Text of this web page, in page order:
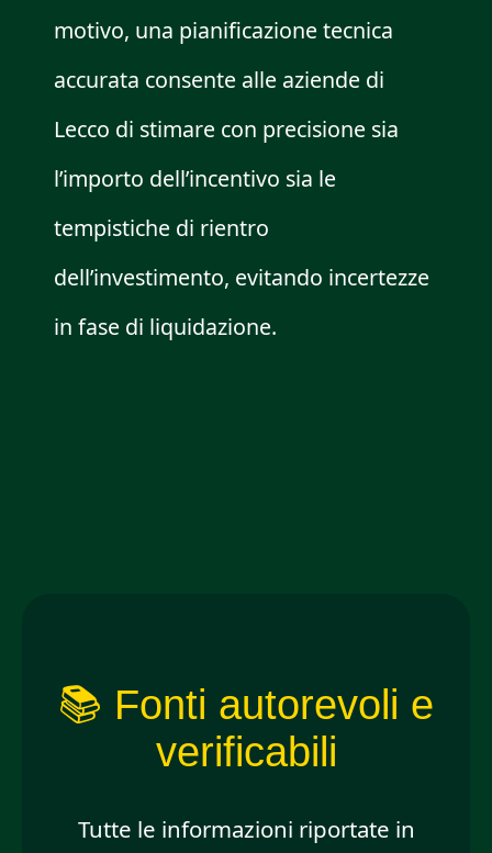
motivo, una pianificazione tecnica
accurata consente alle aziende di
Lecco di stimare con precisione sia
l’importo dell’incentivo sia le
tempistiche di rientro
dell’investimento, evitando incertezze
in fase di liquidazione.
📚 Fonti autorevoli e
verificabili
Tutte le informazioni riportate in